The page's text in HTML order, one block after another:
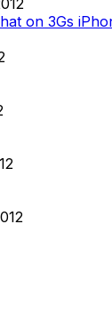
on 3Gs